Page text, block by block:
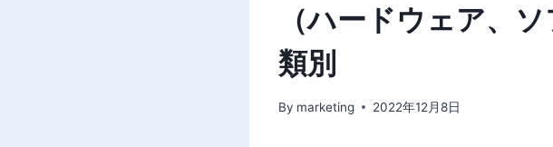
（ハードウェア、
類別
By marketing 2022年12月8日